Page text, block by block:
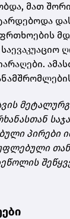
მათ
პირები